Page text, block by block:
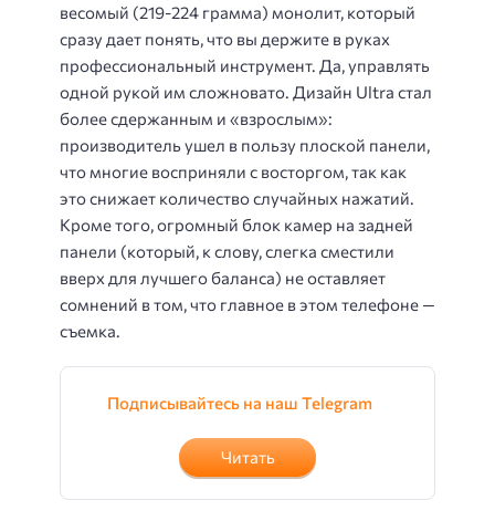
весомый (219-224 грамма) монолит, который
сразу дает понять, что вы держите в руках
профессиональный инструмент. Да, управлять
одной рукой им сложновато. Дизайн Ultra стал
более сдержанным и «взрослым»:
производитель ушел в пользу плоской панели,
что многие восприняли с восторгом, так как
это снижает количество случайных нажатий.
Кроме того, огромный блок камер на задней
панели (который, к слову, слегка сместили
вверх для лучшего баланса) не оставляет
сомнений в том, что главное в этом телефоне —
съемка.
Подписывайтесь на наш Telegram
Читать